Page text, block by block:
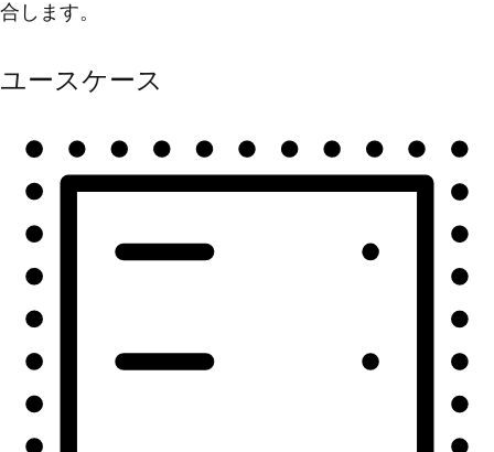
合します。
ユースケース